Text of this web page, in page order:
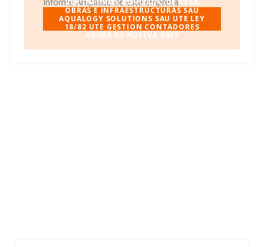
VER INFORME AMPLIADO DE ACSA
OBRAS E INFRAESTRUCTURAS SAU
AQUALOGY SOLUTIONS SAU UTE LEY
18/82 UTE GESTION CONTADORES
AGUAS DE HUELVA 2023